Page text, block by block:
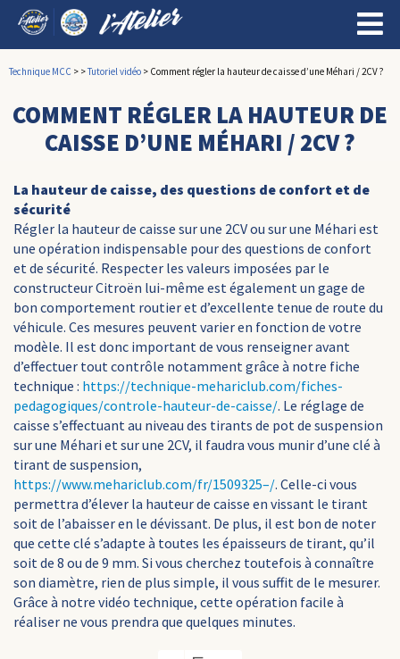
Technique MCC > >Tutoriel vidéo > Comment régler la hauteur de caisse d’une Méhari / 2CV ?
COMMENT RÉGLER LA HAUTEUR DE
CAISSE D’UNE MÉHARI / 2CV ?
La hauteur de caisse, des questions de confort et de
sécurité
Régler la hauteur de caisse sur une 2CV ou sur une Méhari est
une opération indispensable pour des questions de confort
et de sécurité. Respecter les valeurs imposées par le
constructeur Citroën lui-même est également un gage de
bon comportement routier et d’excellente tenue de route du
véhicule. Ces mesures peuvent varier en fonction de votre
modèle. Il est donc important de vous renseigner avant
d’effectuer tout contrôle notamment grâce à notre fiche
technique : https://technique-mehariclub.com/fiches-
pedagogiques/controle-hauteur-de-caisse/. Le réglage de
caisse s’effectuant au niveau des tirants de pot de suspension
sur une Méhari et sur une 2CV, il faudra vous munir d’une clé à
tirant de suspension,
https://www.mehariclub.com/fr/1509325–/. Celle-ci vous
permettra d’élever la hauteur de caisse en vissant le tirant
soit de l’abaisser en le dévissant. De plus, il est bon de noter
que cette clé s’adapte à toutes les épaisseurs de tirant, qu’il
soit de 8 ou de 9 mm. Si vous cherchez toutefois à connaître
son diamètre, rien de plus simple, il vous suffit de le mesurer.
Grâce à notre vidéo technique, cette opération facile à
réaliser ne vous prendra que quelques minutes.